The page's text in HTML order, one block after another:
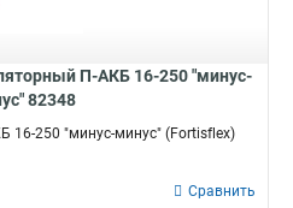
П-АКБ 16-250 "минус-
82348
16-250 "минус-минус" (Fortisflex)
Сравнить